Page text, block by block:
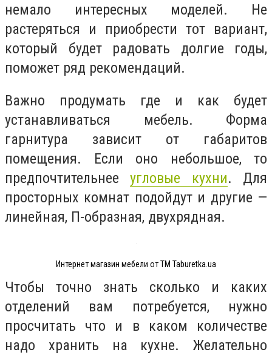
немало интересных моделей. Не
растеряться и приобрести тот вариант,
который будет радовать долгие годы,
поможет ряд рекомендаций.
Важно продумать где и как будет
устанавливаться мебель. Форма
гарнитура зависит от габаритов
помещения. Если оно небольшое, то
предпочтительнееугловые кухни. Для
просторных комнат подойдут и другие —
линейная, П-образная, двухрядная.
Интернет магазин мебели от ТМ Taburetka.ua
Чтобы точно знать сколько и каких
отделений вам потребуется, нужно
просчитать что и в каком количестве
надо хранить на кухне. Желательно